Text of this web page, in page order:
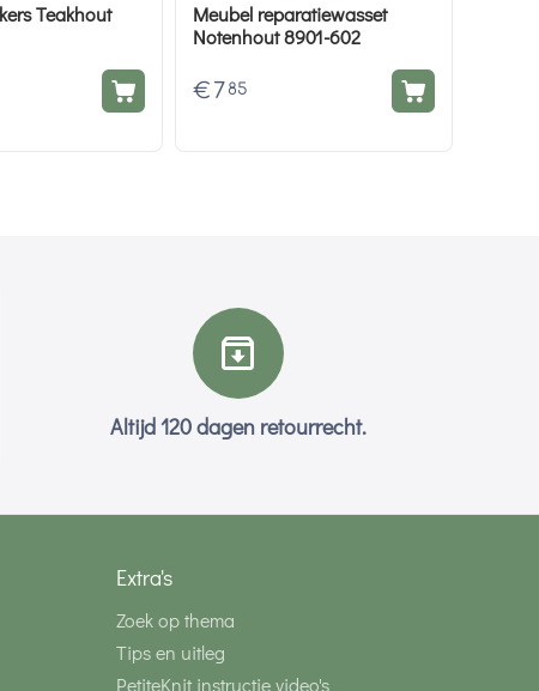
Teakhout
Meubel reparatiewasset
Notenhout 8901-602
€ 7 85
Altijd 120 dagen retourrecht.
Extra's
Zoek op thema
Tips en uitleg
PetiteKnit instructie video's